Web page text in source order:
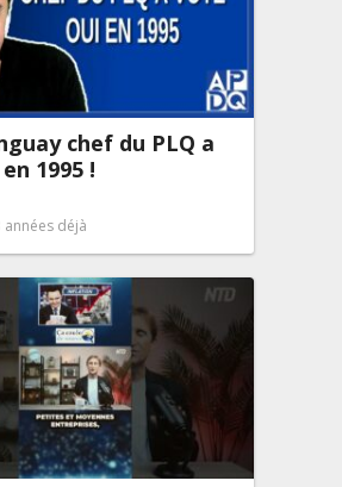
chef du PLQ a
1995 !
années déjà